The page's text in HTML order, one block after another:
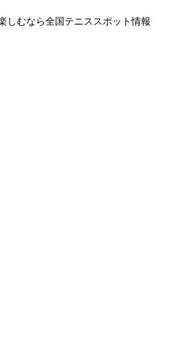
しむなら全国テニススポット情報